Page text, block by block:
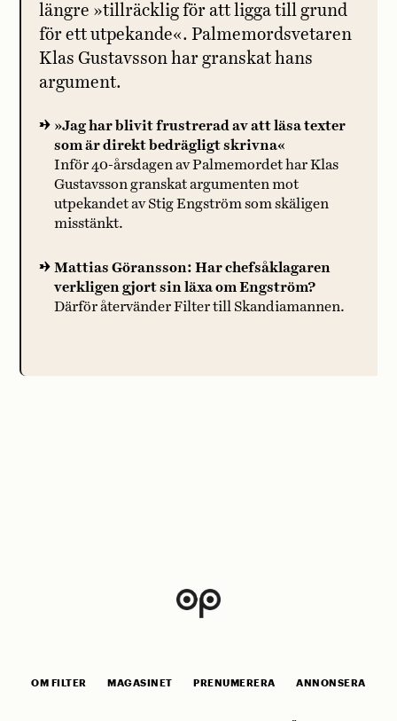
längre »tillräcklig för att ligga till grund
för ett utpekande«. Palmemordsvetaren
Klas Gustavsson har granskat hans
argument.
»Jag har blivit frustrerad av att läsa texter
som är direkt bedrägligt skrivna«
Inför 40-årsdagen av Palmemordet har Klas
Gustavsson granskat argumenten mot
utpekandet av Stig Engström som skäligen
misstänkt.
Mattias Göransson: Har chefsåklagaren
verkligen gjort sin läxa om Engström?
Därför återvänder Filter till Skandiamannen.
OM FILTER MAGASINET PRENUMERERA ANNONSERA